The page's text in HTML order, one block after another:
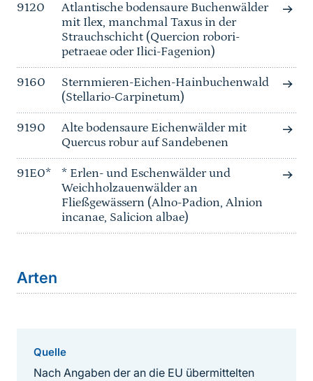
9120
Atlantische bodensaure Buchenwälder
mit Ilex, manchmal Taxus in der
Strauchschicht (Quercion robori-
petraeae oder Ilici-Fagenion)
9160
Sternmieren-Eichen-Hainbuchenwald
(Stellario-Carpinetum)
9190
Alte bodensaure Eichenwälder mit
Quercus robur auf Sandebenen
91E0*
* Erlen- und Eschenwälder und
Weichholzauenwälder an
Fließgewässern (Alno-Padion, Alnion
incanae, Salicion albae)
Arten
Quelle
Nach Angaben der an die EU übermittelten